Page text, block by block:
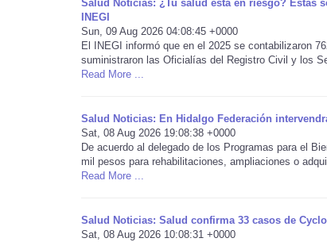
Salud Noticias: ¿Tu salud está en riesgo? Estas
INEGI
Sun, 09 Aug 2026 04:08:45 +0000
El INEGI informó que en el 2025 se contabilizaron
suministraron las Oficialías del Registro Civil y los
Read More ...
Salud Noticias: En Hidalgo Federación
Sat, 08 Aug 2026 19:08:38 +0000
De acuerdo al delegado de los Programas para el
mil pesos para rehabilitaciones, ampliaciones o
Read More ...
Salud Noticias: Salud confirma 33 casos de
Sat, 08 Aug 2026 10:08:31 +0000